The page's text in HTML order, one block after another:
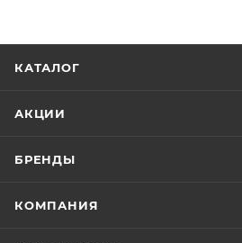
КАТАЛОГ
АКЦИИ
БРЕНДЫ
КОМПАНИЯ